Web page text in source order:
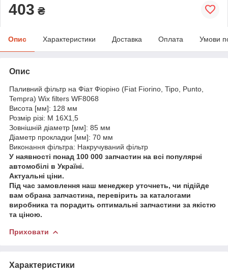
403 ₴
Опис Характеристики Доставка Оплата Умови
Опис
Паливний фільтр на Фіат Фіоріно (Fiat Fiorino, Tipo, Punto,
Tempra) Wix filters WF8068
Висота [мм]: 128 мм
Розмір різі: M 16X1,5
Зовнішній діаметр [мм]: 85 мм
Діаметр прокладки [мм]: 70 мм
Виконання фільтра: Накручуваний фільтр
У наявності понад 100 000 запчастин на всі популярні
автомобілі в Україні.
Актуальні ціни.
Під час замовлення наш менеджер уточнеть, чи підійде
вам обрана запчастина, перевірить за каталогами
виробника та порадить оптимальні запчастини за якістю
та ціною.
Приховати
Характеристики